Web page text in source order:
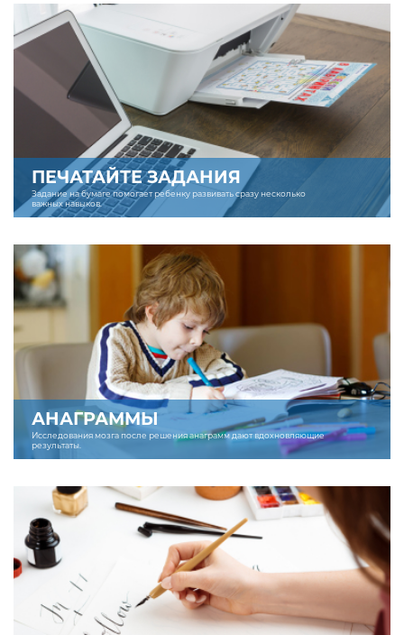
ПЕЧАТАЙТЕ ЗАДАНИЯ
Задание на бумаге помогает ребенку развивать сразу несколько
важных навыков.
АНАГРАММЫ
Исследования мозга после решения анаграмм дают вдохновляющие
результаты.